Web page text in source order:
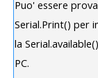
Puo' essere
Serial.Print() per
la
PC.